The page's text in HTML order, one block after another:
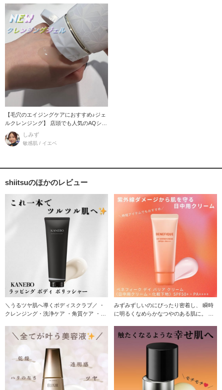
【毛穴のエイジングケアにおすすめ♪ジェ
ルクレンジング】 店頭でも人気のAQシリ
ーズからオイ
しみず
敏感肌 / イエベ
shiitsuのほかのレビュー
＼うるツヤ肌へ導くボディスクラブ／ ・
クレンジング・洗浄ケア ・角質ケア ・保
みずみずしいのにぴったり密着し、 瞬時
に明るくなめらかなつやのある肌に。 紫